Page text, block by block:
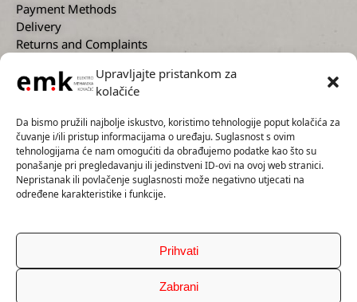
Upravljajte pristankom za
kolačiće
Da bismo pružili najbolje iskustvo, koristimo tehnologije poput kolačića za
čuvanje i/ili pristup informacijama o uređaju. Suglasnost s ovim
tehnologijama će nam omogućiti da obrađujemo podatke kao što su
ponašanje pri pregledavanju ili jedinstveni ID-ovi na ovoj web stranici.
Nepristanak ili povlačenje suglasnosti može negativno utjecati na
određene karakteristike i funkcije.
Prihvati
Zabrani
Payment Methods
Delivery
Returns and Complaints
CUSTOMER SUPPORT
+385 1 2300 727
+385 91 5593 136
servis@emk.hr